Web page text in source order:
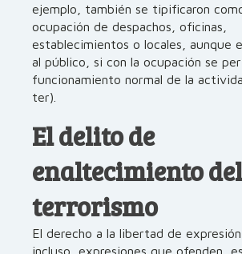
ejemplo, también se tipificaron
ocupación de despachos, oficinas,
establecimientos o locales, aunque
al público, si con la ocupación se
funcionamiento normal de la
ter).
El delito de
enaltecimiento del
terrorismo
El derecho a la libertad de
incluso, expresiones que ofenden,